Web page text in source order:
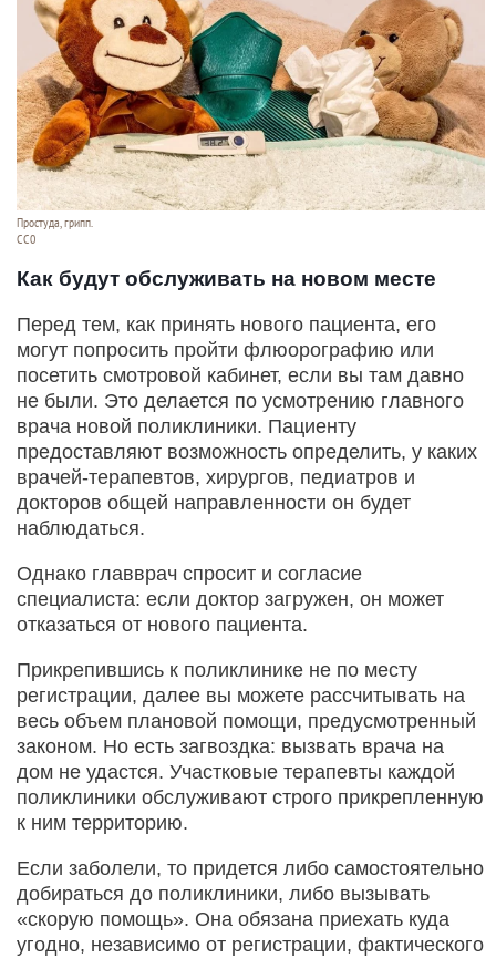
Простуда, грипп.
СС0
Как будут обслуживать на новом месте
Перед тем, как принять нового пациента, его
могут попросить пройти флюорографию или
посетить смотровой кабинет, если вы там давно
не были. Это делается по усмотрению главного
врача новой поликлиники. Пациенту
предоставляют возможность определить, у каких
врачей-терапевтов, хирургов, педиатров и
докторов общей направленности он будет
наблюдаться.
Однако главврач спросит и согласие
специалиста: если доктор загружен, он может
отказаться от нового пациента.
Прикрепившись к поликлинике не по месту
регистрации, далее вы можете рассчитывать на
весь объем плановой помощи, предусмотренный
законом. Но есть загвоздка: вызвать врача на
дом не удастся. Участковые терапевты каждой
поликлиники обслуживают строго прикрепленную
к ним территорию.
Если заболели, то придется либо самостоятельно
добираться до поликлиники, либо вызывать
«скорую помощь». Она обязана приехать куда
угодно, независимо от регистрации, фактического